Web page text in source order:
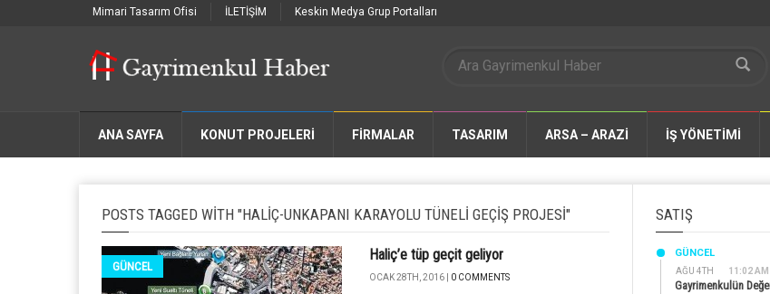
Mimari Tasarım Ofisi İLETİŞİM Keskin Medya Grup Portalları
ANA SAYFA KONUT PROJELERİ FIRMALAR TASARIM ARSA – ARAZİ İŞ YÖNETİMİ
POSTS TAGGED WITH "HALIÇ-UNKAPANI KARAYOLU TÜNELI GEÇIŞ PROJESI"
GÜNCEL
Haliç’e tüp geçit geliyor
OCAK 28TH, 2016 | 0 COMMENTS
SATIŞ
AĞU 4TH 11:02 AM
GÜNCEL
Gayrimenkulün